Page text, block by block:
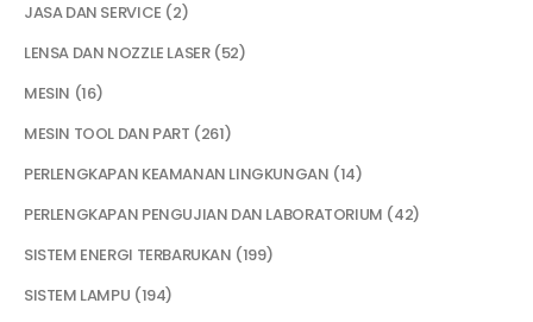
JASA DAN SERVICE 2
LENSA DAN NOZZLE LASER 52
MESIN 16
MESIN TOOL DAN PART 261
PERLENGKAPAN KEAMANAN LINGKUNGAN 14
PERLENGKAPAN PENGUJIAN DAN LABORATORIUM 42
SISTEM ENERGI TERBARUKAN 199
SISTEM LAMPU 194